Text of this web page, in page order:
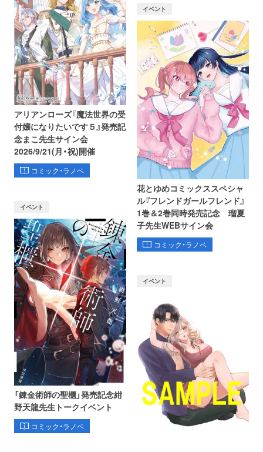
アリアンローズ『魔法世界の受
付嬢になりたいです５』発売記
念まこ先生サイン会
2026/9/21(月・祝)開催
コミック・ラノベ
イベント
花とゆめコミックススペシャ
ル『フレンドガールフレンド』
1巻＆2巻同時発売記念 瑠夏
子先生WEBサイン会
コミック・ラノベ
イベント
「錬金術師の聖櫃」発売記念紺
野天龍先生トークイベント
コミック・ラノベ
イベント